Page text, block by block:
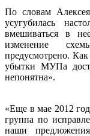
По словам
усугубилась
вмешиваться в
изменение
предусмотрено.
убытки МУПа
непонятна».
«Еще в мае 2012
группа по
наши